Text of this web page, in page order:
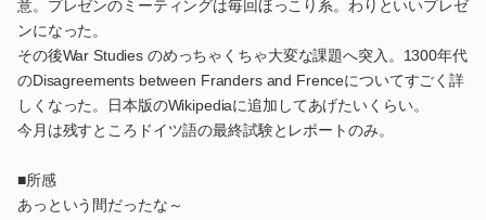
意。プレゼンのミーティングは毎回ほっこり系。わりといいプレゼ
ンになった。
その後War Studies のめっちゃくちゃ大変な課題へ突入。1300年代
のDisagreements between Franders and Frenceについてすごく詳
しくなった。日本版のWikipediaに追加してあげたいくらい。
今月は残すところドイツ語の最終試験とレポートのみ。
■所感
あっという間だったな～